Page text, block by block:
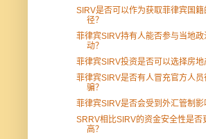
SIRV是否可以作为获取菲律宾国籍
径？
菲律宾SIRV持有人能否参与当地政
动？
菲律宾SIRV投资是否可以选择房地
菲律宾SIRV是否有人冒充官方人员
骗？
菲律宾SIRV是否会受到外汇管制影
SRRV相比SIRV的资金安全性是否
高？